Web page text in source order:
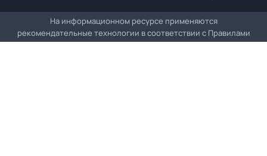
На информационном ресурсе применяются
рекомендательные технологии в соответствии с Правилами